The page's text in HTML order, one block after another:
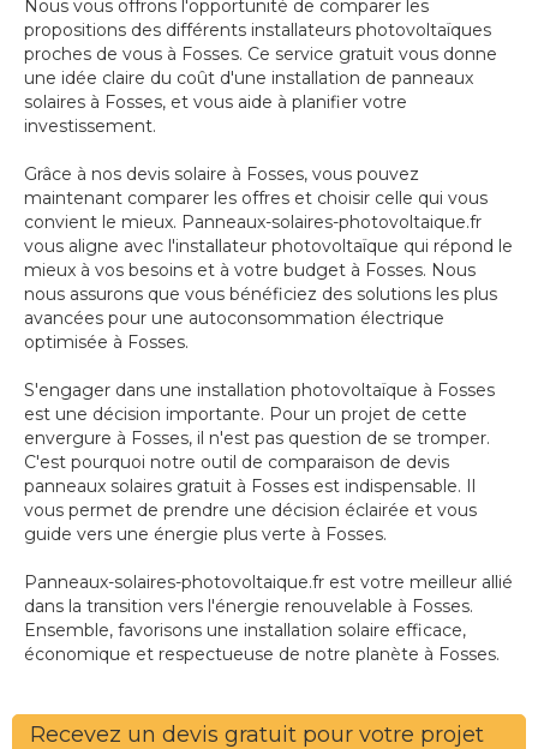
Nous vous offrons l'opportunité de comparer les
propositions des différents installateurs photovoltaïques
proches de vous à Fosses. Ce service gratuit vous donne
une idée claire du coût d'une installation de panneaux
solaires à Fosses, et vous aide à planifier votre
investissement.
Grâce à nos devis solaire à Fosses, vous pouvez
maintenant comparer les offres et choisir celle qui vous
convient le mieux. Panneaux-solaires-photovoltaique.fr
vous aligne avec l'installateur photovoltaïque qui répond le
mieux à vos besoins et à votre budget à Fosses. Nous
nous assurons que vous bénéficiez des solutions les plus
avancées pour une autoconsommation électrique
optimisée à Fosses.
S'engager dans une installation photovoltaïque à Fosses
est une décision importante. Pour un projet de cette
envergure à Fosses, il n'est pas question de se tromper.
C'est pourquoi notre outil de comparaison de devis
panneaux solaires gratuit à Fosses est indispensable. Il
vous permet de prendre une décision éclairée et vous
guide vers une énergie plus verte à Fosses.
Panneaux-solaires-photovoltaique.fr est votre meilleur allié
dans la transition vers l'énergie renouvelable à Fosses.
Ensemble, favorisons une installation solaire efficace,
économique et respectueuse de notre planète à Fosses.
Recevez un devis gratuit pour votre projet